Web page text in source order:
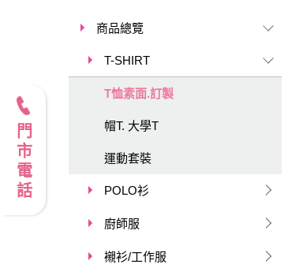
商品總覽
T-SHIRT
T恤素面.訂製
帽T. 大學T
運動套裝
POLO衫
廚師服
襯衫/工作服
門市電話